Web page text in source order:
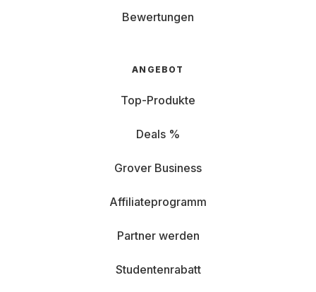
Bewertungen
ANGEBOT
Top-Produkte
Deals %
Grover Business
Affiliateprogramm
Partner werden
Studentenrabatt